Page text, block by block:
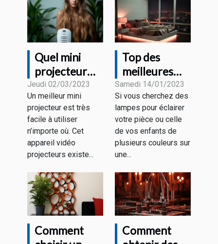
Quel mini
projecteur
faut-il choisir
en 2023 ?
Jeudi 02/03/2023
Un meilleur mini
projecteur est très
facile à utiliser
n’importe où. Cet
appareil vidéo
projecteurs existe...
Top des
meilleures
collections de
CHAMBRE
AESTHETIC
LED du
moment
Samedi 14/01/2023
Si vous cherchez des
lampes pour éclairer
votre pièce ou celle
de vos enfants de
plusieurs couleurs sur
une...
Comment
Comment